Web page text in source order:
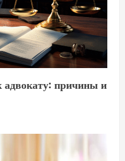
адвокату: причины и